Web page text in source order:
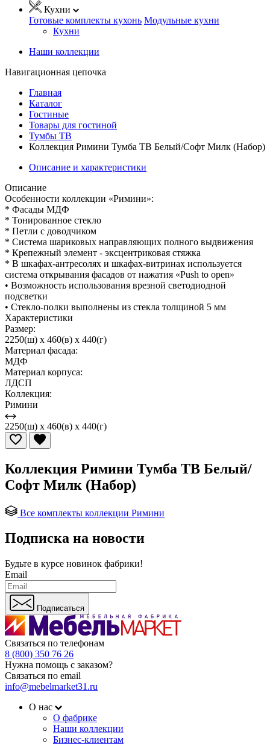
Кухни
Готовые комплекты кухонь Модульные кухни
Кухни
Наши коллекции
Навигационная цепочка
Главная
Каталог
Гостиные
Товары для гостиной
Тумбы ТВ
Коллекция Римини Тумба ТВ Белый/Софт Милк (Набор)
Описание и характеристики
Описание
Особенности коллекции «Римини»:
* Фасады МДФ
* Тонированное стекло
* Петли с доводчиком
* Система шариковых направляющих полного выдвижения
* Крепежный элемент - эксцентриковая стяжка
* В шкафах-антресолях и шкафах-витринах используется
система открывания фасадов от нажатия «Push to open»
• Возможность использования врезной светодиодной
подсветки
• Стекло-полки выполнены из стекла толщиной 5 мм
Характеристики
Размер:
2250(ш) x 460(в) x 440(г)
Материал фасада:
МДФ
Материал корпуса:
ЛДСП
Коллекция:
Римини
2250(ш) x 460(в) x 440(г)
Коллекция Римини Тумба ТВ Белый/
Софт Милк (Набор)
Все комплекты коллекции Римини
Подписка на новости
Будьте в курсе новинок фабрики!
Email
Подписаться
Связаться по телефонам
8 (800) 350 76 26
Нужна помощь с заказом?
Связаться по email
info@mebelmarket31.ru
О нас
О фабрике
Наши коллекции
Бизнес-клиентам